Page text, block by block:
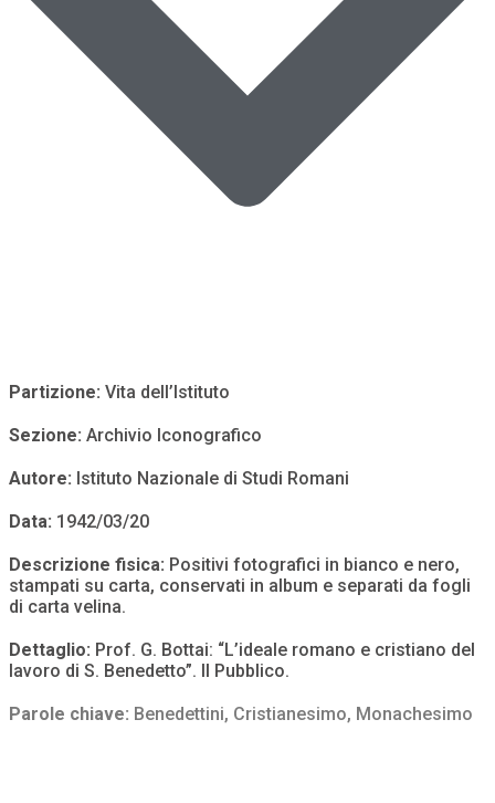
Partizione: Vita dell’Istituto
Sezione: Archivio Iconografico
Autore: Istituto Nazionale di Studi Romani
Data: 1942/03/20
Descrizione fisica: Positivi fotografici in bianco e nero,
stampati su carta, conservati in album e separati da fogli
di carta velina.
Dettaglio: Prof. G. Bottai: “L’ideale romano e cristiano del
lavoro di S. Benedetto”. Il Pubblico.
Parole chiave: Benedettini, Cristianesimo, Monachesimo